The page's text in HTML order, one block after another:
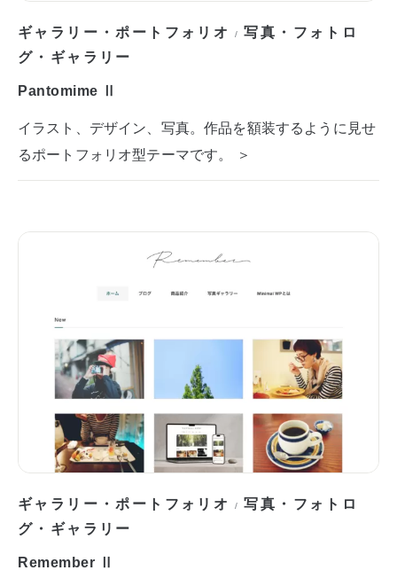
ギャラリー・ポートフォリオ /写真・フォトロ
グ・ギャラリー
Pantomime Ⅱ
イラスト、デザイン、写真。作品を額装するように見せ
るポートフォリオ型テーマです。 ＞
ギャラリー・ポートフォリオ /写真・フォトロ
グ・ギャラリー
Remember Ⅱ